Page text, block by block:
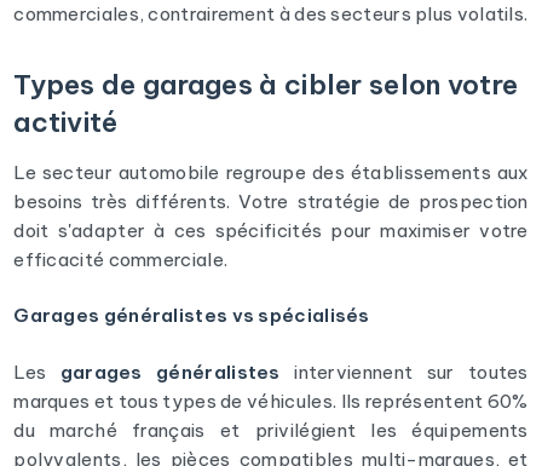
commerciales, contrairement à des secteurs plus volatils.
Types de garages à cibler selon votre
activité
Le secteur automobile regroupe des établissements aux
besoins très différents. Votre stratégie de prospection
doit s'adapter à ces spécificités pour maximiser votre
efficacité commerciale.
Garages généralistes vs spécialisés
Les garages généralistes interviennent sur toutes
marques et tous types de véhicules. Ils représentent 60%
du marché français et privilégient les équipements
polyvalents, les pièces compatibles multi-marques, et